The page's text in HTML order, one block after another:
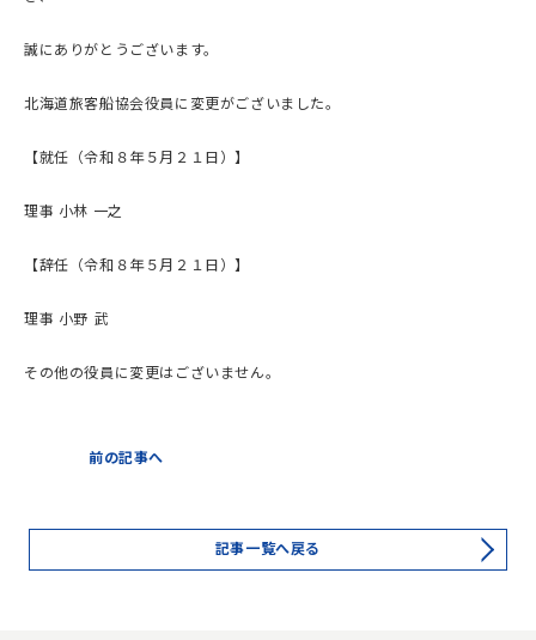
誠にありがとうございます。
北海道旅客船協会役員に変更がございました。
【就任（令和８年５月２１日）】
理事 小林 一之
【辞任（令和８年５月２１日）】
理事 小野 武
その他の役員に変更はございません。
前の記事へ
記事一覧へ戻る